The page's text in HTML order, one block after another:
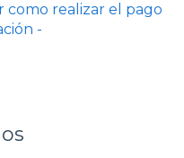
como realizar el pago
-